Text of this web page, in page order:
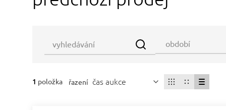
1 položka řazení čas aukce